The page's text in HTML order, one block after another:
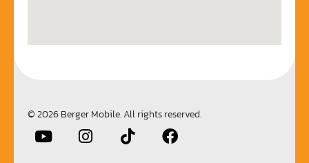
© 2026 Berger Mobile. All rights reserved.